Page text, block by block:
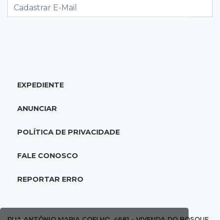
por ex-companheiro de amiga
08:37Agendão de partidas
domingo de Dia dos Pais
08:30 Em Pauta
O enorme peso dos genes na obesidade
08:26O que ficou de quem partiu
EXPEDIENTE
ANUNCIAR
POLÍTICA DE PRIVACIDADE
FALE CONOSCO
REPORTAR ERRO